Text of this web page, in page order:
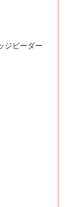
ジビーダー